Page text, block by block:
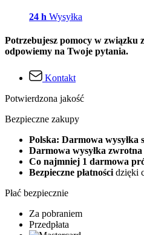
24 h Wysyłka
Potrzebujesz pomocy w związku
odpowiemy na Twoje pytania.
Kontakt
Potwierdzona jakość
Bezpieczne zakupy
Polska: Darmowa wysyłka
Darmowa wysyłka zwrotna
Co najmniej 1 darmowa
Bezpieczne płatności dzięki
Płać bezpiecznie
Za pobraniem
Przedpłata